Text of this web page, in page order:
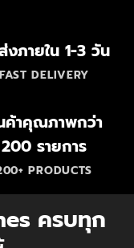
งภายใน 1-3 วัน
FAST DELIVERY
ค้าคุณภาพกว่า
200 รายการ
PRODUCTS
ครบทุก